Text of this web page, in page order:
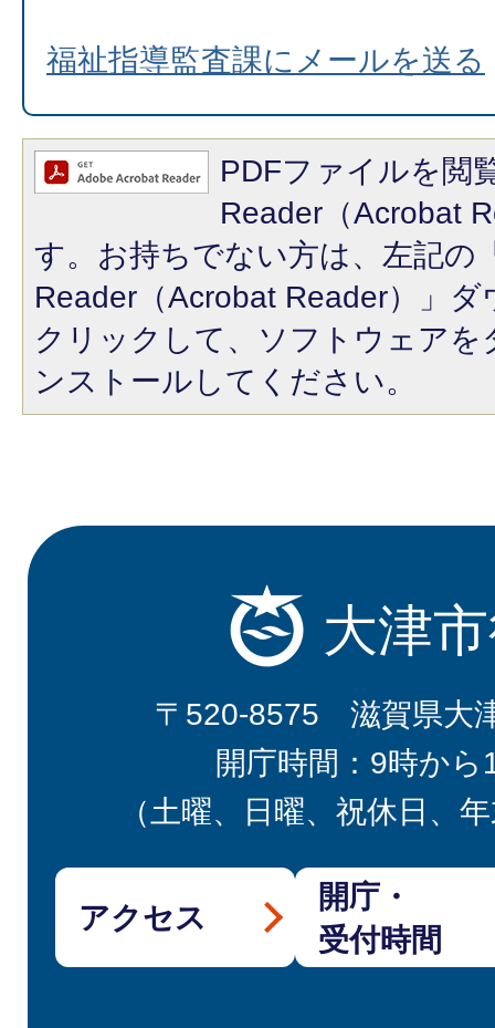
福祉指導監査課にメールを送る
PDFファイルを閲
Reader（Acrobat
す。お持ちでない方は、左記の
Reader（Acrobat Reader）」
クリックして、ソフトウェア
ンストールしてください。
大津
〒520-8575 滋賀県大
開庁時間：9時から
（土曜、日曜、祝休日、
アクセス
開庁・
受付時間